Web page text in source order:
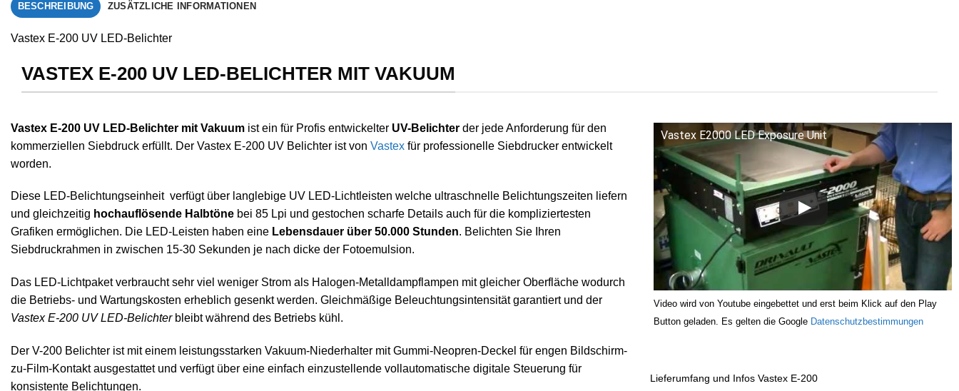
BESCHREIBUNG ZUSÄTZLICHE INFORMATIONEN
Vastex E-200 UV LED-Belichter
VASTEX E-200 UV LED-BELICHTER MIT VAKUUM
Vastex E-200 UV LED-Belichter mit Vakuum ist ein für Profis entwickelter UV-Belichter der jede Anforderung für den
kommerziellen Siebdruck erfüllt. Der Vastex E-200 UV Belichter ist von Vastex für professionelle Siebdrucker entwickelt
worden.
Diese LED-Belichtungseinheit verfügt über langlebige UV LED-Lichtleisten welche ultraschnelle Belichtungszeiten liefern
und gleichzeitig hochauflösende Halbtöne bei 85 Lpi und gestochen scharfe Details auch für die kompliziertesten
Grafiken ermöglichen. Die LED-Leisten haben eine Lebensdauer über 50.000 Stunden. Belichten Sie Ihren
Siebdruckrahmen in zwischen 15-30 Sekunden je nach dicke der Fotoemulsion.
Das LED-Lichtpaket verbraucht sehr viel weniger Strom als Halogen-Metalldampflampen mit gleicher Oberfläche wodurch
die Betriebs- und Wartungskosten erheblich gesenkt werden. Gleichmäßige Beleuchtungsintensität garantiert und der
Vastex E-200 UV LED-Belichterbleibt während des Betriebs kühl.
Der V-200 Belichter ist mit einem leistungsstarken Vakuum-Niederhalter mit Gummi-Neopren-Deckel für engen Bildschirm-
zu-Film-Kontakt ausgestattet und verfügt über eine einfach einzustellende vollautomatische digitale Steuerung für
konsistente Belichtungen.
Vastex E2000 LED Exposure Unit
Video wird von Youtube eingebettet und erst beim Klick auf den Play
Button geladen. Es gelten die Google Datenschutzbestimmungen
Lieferumfang und Infos Vastex E-200